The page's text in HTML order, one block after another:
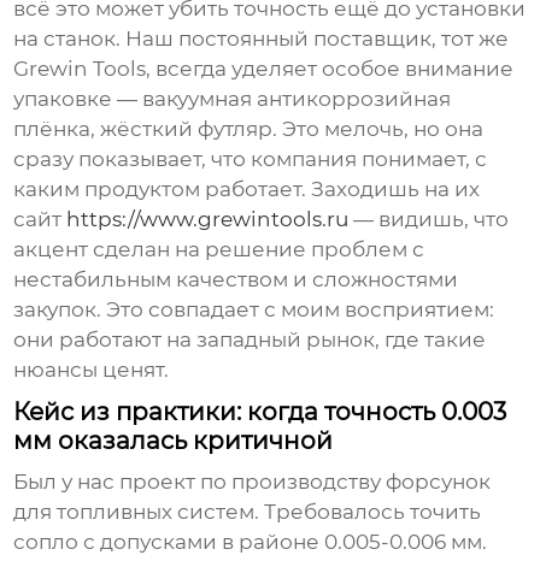
всё это может убить точность ещё до установки
на станок. Наш постоянный поставщик, тот же
Grewin Tools, всегда уделяет особое внимание
упаковке — вакуумная антикоррозийная
плёнка, жёсткий футляр. Это мелочь, но она
сразу показывает, что компания понимает, с
каким продуктом работает. Заходишь на их
сайт https://www.grewintools.ru — видишь, что
акцент сделан на решение проблем с
нестабильным качеством и сложностями
закупок. Это совпадает с моим восприятием:
они работают на западный рынок, где такие
нюансы ценят.
Кейс из практики: когда точность 0.003
мм оказалась критичной
Был у нас проект по производству форсунок
для топливных систем. Требовалось точить
сопло с допусками в районе 0.005-0.006 мм.